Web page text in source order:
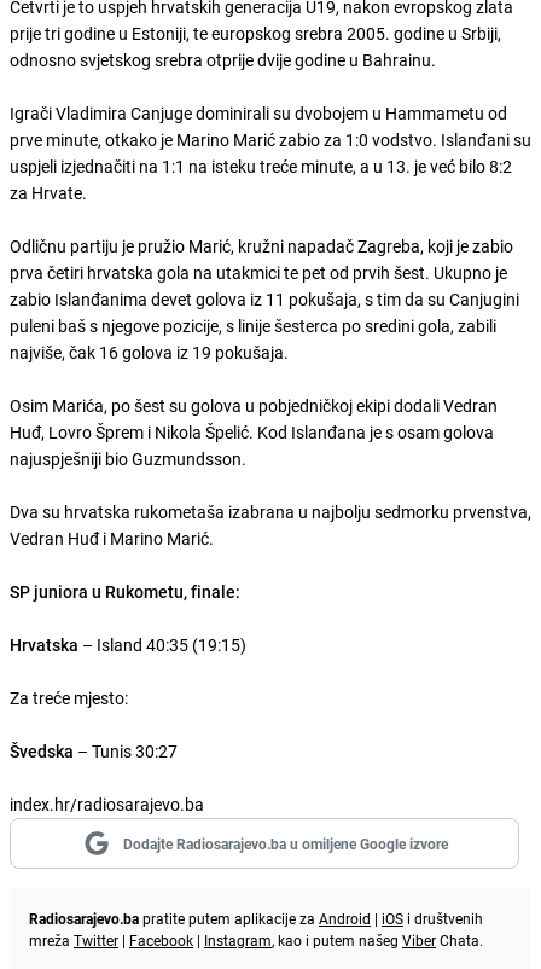
Četvrti je to uspjeh hrvatskih generacija U19, nakon evropskog zlata
prije tri godine u Estoniji, te europskog srebra 2005. godine u Srbiji,
odnosno svjetskog srebra otprije dvije godine u Bahrainu.
Igrači Vladimira Canjuge dominirali su dvobojem u Hammametu od
prve minute, otkako je Marino Marić zabio za 1:0 vodstvo. Islanđani su
uspjeli izjednačiti na 1:1 na isteku treće minute, a u 13. je već bilo 8:2
za Hrvate.
Odličnu partiju je pružio Marić, kružni napadač Zagreba, koji je zabio
prva četiri hrvatska gola na utakmici te pet od prvih šest. Ukupno je
zabio Islanđanima devet golova iz 11 pokušaja, s tim da su Canjugini
puleni baš s njegove pozicije, s linije šesterca po sredini gola, zabili
najviše, čak 16 golova iz 19 pokušaja.
Osim Marića, po šest su golova u pobjedničkoj ekipi dodali Vedran
Huđ, Lovro Šprem i Nikola Špelić. Kod Islanđana je s osam golova
najuspješniji bio Guzmundsson.
Dva su hrvatska rukometaša izabrana u najbolju sedmorku prvenstva,
Vedran Huđ i Marino Marić.
SP juniora u Rukometu, finale:
Hrvatska – Island 40:35 (19:15)
Za treće mjesto:
Švedska – Tunis 30:27
index.hr/radiosarajevo.ba
Dodajte Radiosarajevo.ba u omiljene Google izvore
Radiosarajevo.bapratite putem aplikacije za Android | iOS i društvenih
mreža Twitter | Facebook | Instagram, kao i putem našeg ViberChata.